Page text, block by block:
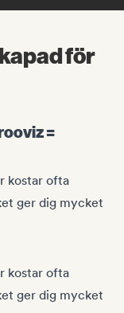
för
=
kostar ofta
ger dig mycket
kostar ofta
ger dig mycket